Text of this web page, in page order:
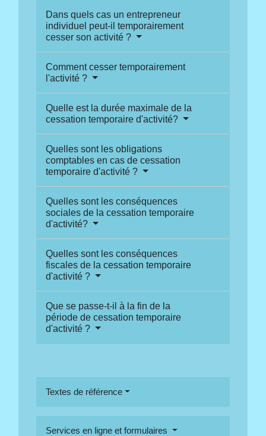
Dans quels cas un entrepreneur
individuel peut-il temporairement
cesser son activité ?
Comment cesser temporairement
l'activité ?
Quelle est la durée maximale de la
cessation temporaire d'activité?
Quelles sont les obligations
comptables en cas de cessation
temporaire d'activité ?
Quelles sont les conséquences
sociales de la cessation temporaire
d'activité?
Quelles sont les conséquences
fiscales de la cessation temporaire
d'activité ?
Que se passe-t-il à la fin de la
période de cessation temporaire
d'activité ?
Textes de référence
Services en ligne et formulaires